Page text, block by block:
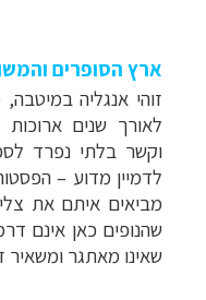
ארץ הסופרים
זוהי אנגליה
לאורך שנים ארוכות
וקשר בלתי נפרד
לדמיין מדוע –
מביאים איתם את
שהנופים כאן אינם
שאינו מאתגר ומשאיר